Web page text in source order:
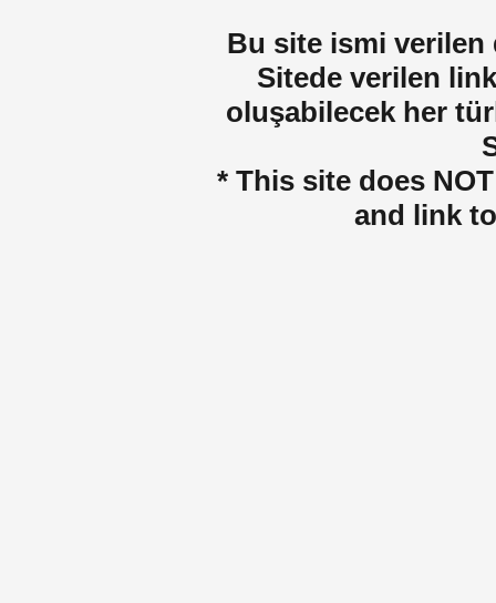
Bu site ismi verilen
Sitede verilen
oluşabilecek her
* This site does
and link